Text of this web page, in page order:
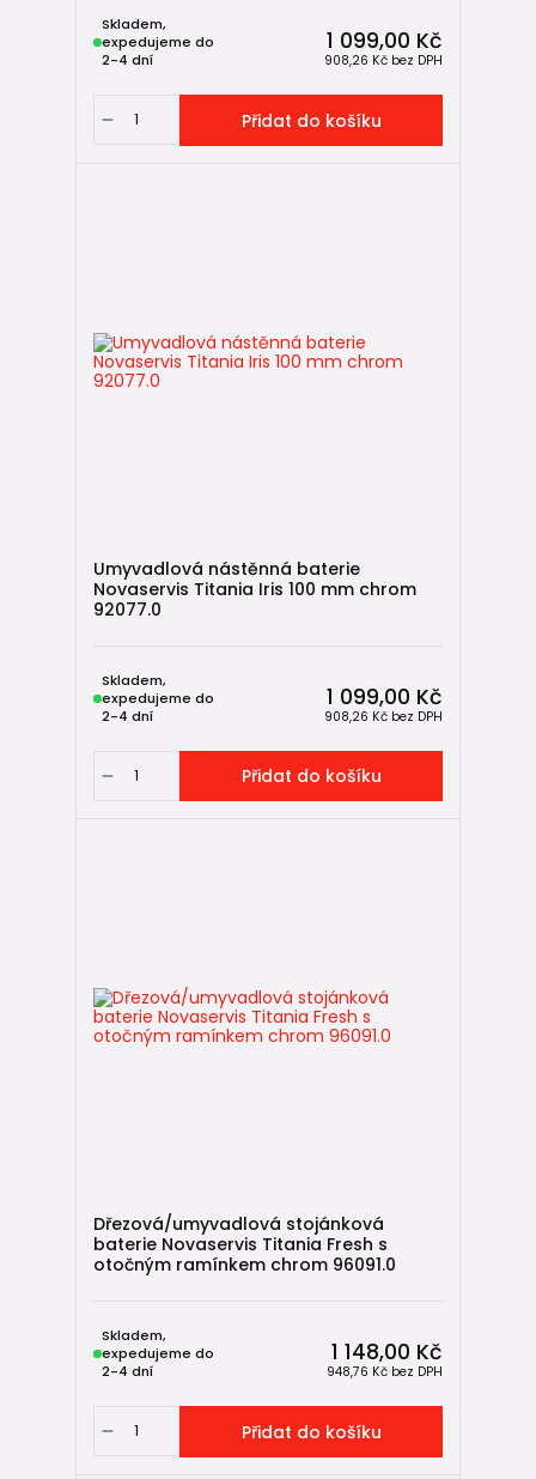
1 099,00 Kč
908,26 Kč bez DPH
Skladem,
expedujeme do
2-4 dní
Přidat do košíku
Umyvadlová nástěnná baterie
Novaservis Titania Iris 100 mm chrom
92077.0
1 099,00 Kč
908,26 Kč bez DPH
Skladem,
expedujeme do
2-4 dní
Přidat do košíku
Dřezová/umyvadlová stojánková
baterie Novaservis Titania Fresh s
otočným ramínkem chrom 96091.0
1 148,00 Kč
948,76 Kč bez DPH
Skladem,
expedujeme do
2-4 dní
Přidat do košíku